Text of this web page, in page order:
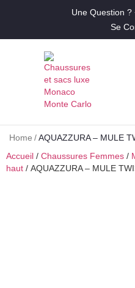
Une Question
Se
Home /AQUAZZURA – MULE
Accueil / Chaussures Femmes /
haut / AQUAZZURA – MULE